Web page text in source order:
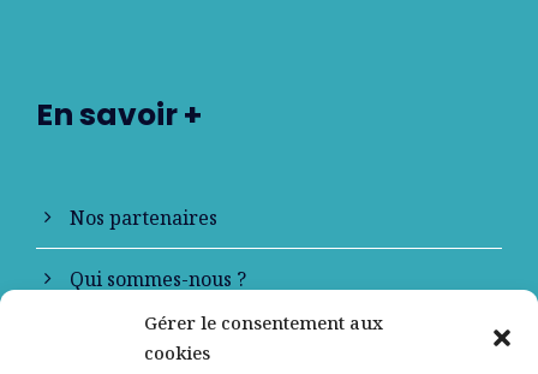
Gérer le consentement aux
cookies
En savoir +
Nos partenaires
Qui sommes-nous ?
Contactez-nous